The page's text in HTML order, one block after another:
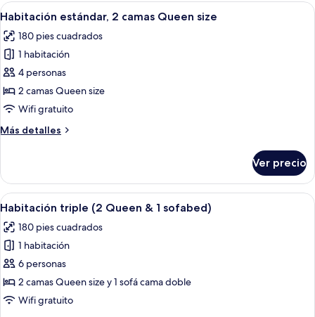
cama
size
Abrir
todas
las
fotos
de
Habitación
estándar,
camas
Habitación de hotel con kitchenette,
6
Habitación estándar, 2 camas Queen size
180 pies cuadrados
1 habitación
4 personas
2 camas Queen size
Wifi gratuito
Más detalles
Más
estándar,
camas
size
Ver precio
Abrir
todas
las
fotos
de
Habitación
triple
Una habitación de hotel con una
4
Habitación triple (2 Queen & 1 sofabed)
180 pies cuadrados
1 habitación
6 personas
2 camas Queen size y 1 sofá cama doble
Wifi gratuito